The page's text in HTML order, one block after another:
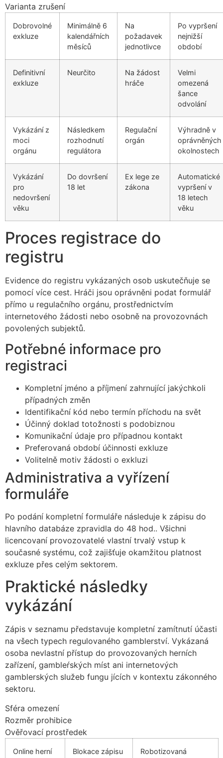
Varianta zrušení
Dobrovolné
exkluze
Minimálně 6
kalendářních
měsíců
Na
požadavek
jednotlivce
Po vypršení
nejnižší
období
Definitivní
exkluze
Neurčito
Na žádost
hráče
Velmi
omezená
šance
odvolání
Vykázání z
moci
orgánu
Následkem
rozhodnutí
regulátora
Regulační
orgán
Výhradně v
oprávněných
okolnostech
Vykázání
pro
nedovršení
věku
Do dovršení
18 let
Ex lege ze
zákona
Automatické
vypršení v
18 letech
věku
Proces registrace do
registru
Evidence do registru vykázaných osob uskutečňuje se
pomocí více cest. Hráči jsou oprávněni podat formulář
přímo u regulačního orgánu, prostřednictvím
internetového žádosti nebo osobně na provozovnách
povolených subjektů.
Potřebné informace pro
registraci
Kompletní jméno a příjmení zahrnující jakýchkoli
případných změn
Identifikační kód nebo termín příchodu na svět
Účinný doklad totožnosti s podobiznou
Komunikační údaje pro případnou kontakt
Preferovaná období účinnosti exkluze
Volitelně motiv žádosti o exkluzi
Administrativa a vyřízení
formuláře
Po podání kompletní formuláře následuje k zápisu do
hlavního databáze zpravidla do 48 hod.. Všichni
licencovaní provozovatelé vlastní trvalý vstup k
současné systému, což zajišťuje okamžitou platnost
exkluze přes celým sektorem.
Praktické následky
vykázání
Zápis v seznamu představuje kompletní zamítnutí účasti
na všech typech regulovaného gamblerství. Vykázaná
osoba nevlastní přístup do provozovaných herních
zařízení, gambleŕských míst ani internetových
gamblerských služeb fungu jících v kontextu zákonného
sektoru.
Sféra omezení
Rozměr prohibice
Ověřovací prostředek
Online herní
Blokace zápisu
Robotizovaná